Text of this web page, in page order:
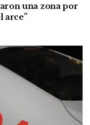
una zona por
arce”